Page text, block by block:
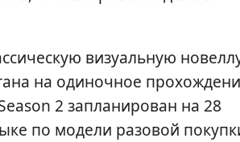
визуальную
на одиночное
2 запланирован на 28
по модели разовой